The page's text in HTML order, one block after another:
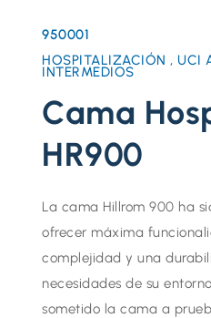
950001
HOSPITALIZACIÓN , UCI
INTERMEDIOS
Cama
HR900
La cama Hillrom 900 ha
ofrecer máxima
complejidad y una
necesidades de su
sometido la cama a